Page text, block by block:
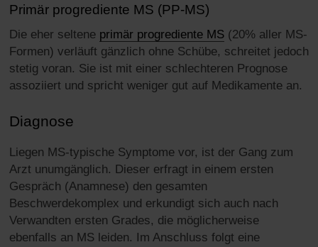
Primär progrediente MS (PP-MS)
Die eher seltene primär progrediente MS (20% aller MS-
Formen) verläuft gänzlich ohne Schübe, schreitet jedoch
stetig voran. Sie ist mit einer schlechteren Prognose
assoziiert und spricht weniger gut auf Medikamente an.
Diagnose
Liegen MS-typische Symptome vor, ist der Gang zum
Arzt unumgänglich. Dieser erfragt in einem ersten
Gespräch (Anamnese) den gesamten
Beschwerdekomplex und erkundigt sich auch nach
Verwandten ersten Grades, die möglicherweise
ebenfalls an MS leiden. Im Anschluss folgt eine